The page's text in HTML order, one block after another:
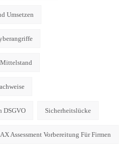
Umsetzen
DSGVO Sicherheitslücke
Assessment Vorbereitung Für Firmen